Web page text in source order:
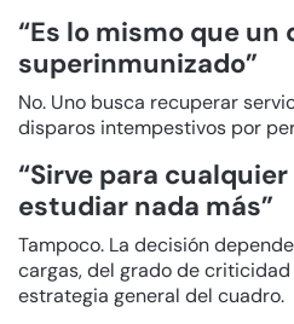
“Es lo mismo que
superinmunizado”
No. Uno busca recuperar
disparos intempestivos por
“Sirve para
estudiar nada más”
Tampoco. La decisión
cargas, del grado de
estrategia general del cuadro.